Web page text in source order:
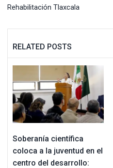
Rehabilitación Tlaxcala
RELATED POSTS
Soberanía científica
coloca a la juventud en el
centro del desarrollo: